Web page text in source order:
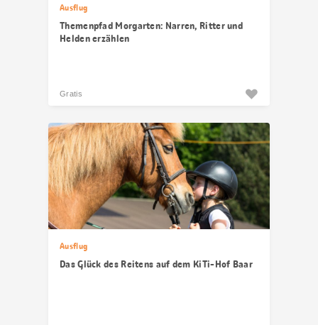
Ausflug
Themenpfad Morgarten: Narren, Ritter und
Helden erzählen
Gratis
Ausflug
Das Glück des Reitens auf dem KiTi-Hof Baar